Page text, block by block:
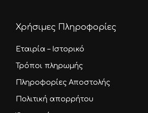
Χρήσιμες Πληροφορίες
Εταιρία – Ιστορικό
Τρόποι πληρωμής
Πληροφορίες Αποστολής
Πολιτική απορρήτου